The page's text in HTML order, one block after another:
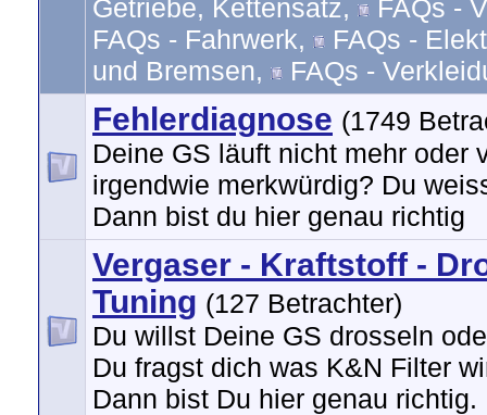
Getriebe, Kettensatz,
FAQs -
FAQs - Fahrwerk,
FAQs -
und Bremsen, FAQs -
Fehlerdiagnose (1749
Deine GS läuft nicht mehr oder
irgendwie merkwürdig? Du
Dann bist du hier genau richtig
Vergaser - Kraftstoff -
Tuning (127 Betrachter)
Du willst Deine GS drosseln
Du fragst dich was K&N Filter
Dann bist Du hier genau richtig.